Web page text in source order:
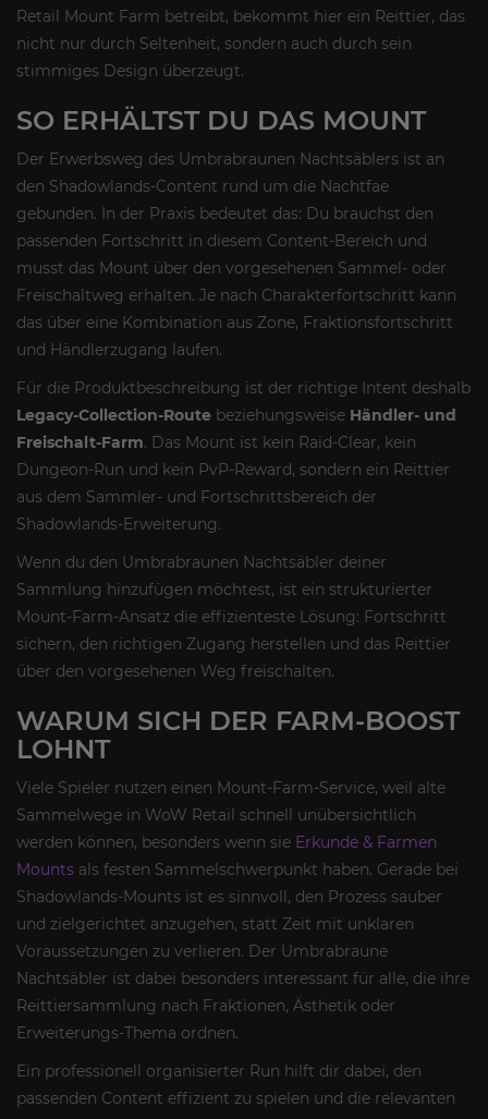
Retail Mount Farm betreibt, bekommt hier ein Reittier, das
nicht nur durch Seltenheit, sondern auch durch sein
stimmiges Design überzeugt.
SO ERHÄLTST DU DAS MOUNT
Der Erwerbsweg des Umbrabraunen Nachtsäblers ist an
den Shadowlands-Content rund um die Nachtfae
gebunden. In der Praxis bedeutet das: Du brauchst den
passenden Fortschritt in diesem Content-Bereich und
musst das Mount über den vorgesehenen Sammel- oder
Freischaltweg erhalten. Je nach Charakterfortschritt kann
das über eine Kombination aus Zone, Fraktionsfortschritt
und Händlerzugang laufen.
Für die Produktbeschreibung ist der richtige Intent deshalb
Legacy-Collection-Route beziehungsweise Händler- und
Freischalt-Farm. Das Mount ist kein Raid-Clear, kein
Dungeon-Run und kein PvP-Reward, sondern ein Reittier
aus dem Sammler- und Fortschrittsbereich der
Shadowlands-Erweiterung.
Wenn du den Umbrabraunen Nachtsäbler deiner
Sammlung hinzufügen möchtest, ist ein strukturierter
Mount-Farm-Ansatz die effizienteste Lösung: Fortschritt
sichern, den richtigen Zugang herstellen und das Reittier
über den vorgesehenen Weg freischalten.
WARUM SICH DER FARM-BOOST
LOHNT
Viele Spieler nutzen einen Mount-Farm-Service, weil alte
Sammelwege in WoW Retail schnell unübersichtlich
werden können, besonders wenn sie Erkunde & Farmen
Mounts als festen Sammelschwerpunkt haben. Gerade bei
Shadowlands-Mounts ist es sinnvoll, den Prozess sauber
und zielgerichtet anzugehen, statt Zeit mit unklaren
Voraussetzungen zu verlieren. Der Umbrabraune
Nachtsäbler ist dabei besonders interessant für alle, die ihre
Reittiersammlung nach Fraktionen, Ästhetik oder
Erweiterungs-Thema ordnen.
Ein professionell organisierter Run hilft dir dabei, den
passenden Content effizient zu spielen und die relevanten